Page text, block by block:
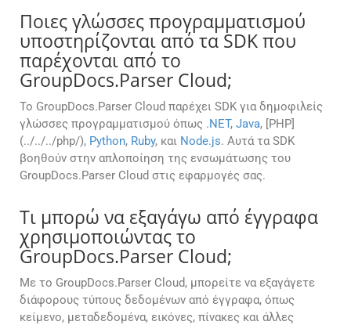
Ποιες γλώσσες προγραμματισμού
υποστηρίζονται από τα SDK που
παρέχονται από το
GroupDocs.Parser Cloud;
Το GroupDocs.Parser Cloud παρέχει SDK για δημοφιλείς
γλώσσες προγραμματισμού όπως .NET, Java, [PHP]
(../../../php/), Python, Ruby, και Node.js. Αυτά τα SDK
βοηθούν στην απλοποίηση της ενσωμάτωσης του
GroupDocs.Parser Cloud στις εφαρμογές σας.
Τι μπορώ να εξαγάγω από έγγραφα
χρησιμοποιώντας το
GroupDocs.Parser Cloud;
Με το GroupDocs.Parser Cloud, μπορείτε να εξαγάγετε
διάφορους τύπους δεδομένων από έγγραφα, όπως
κείμενο, μεταδεδομένα, εικόνες, πίνακες και άλλες